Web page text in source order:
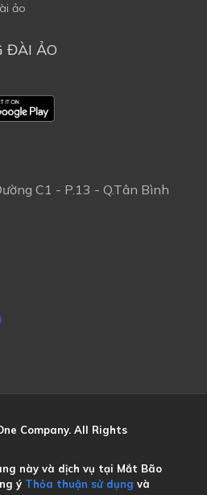
ảo
ĐÀI ẢO
C1 - P.13 - Q.Tân Bình
Company. All Rights
này và dịch vụ tại Mắt Bão
ý Thỏa thuận sử dụng và